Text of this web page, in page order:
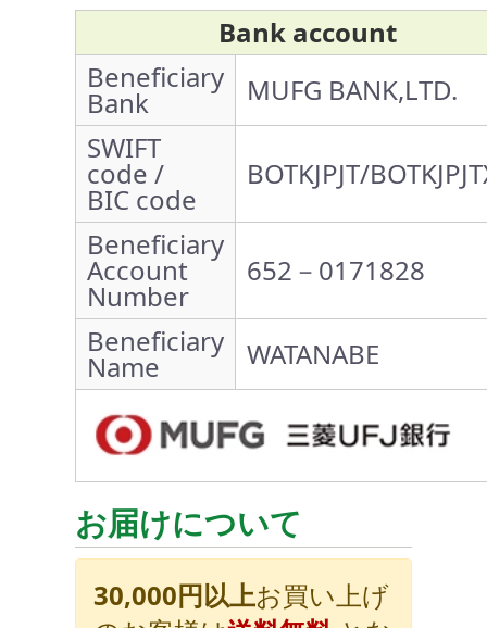
Bank account
Beneficiary
Bank
MUFG BANK,LTD.
SWIFT
code /
BIC code
BOTKJPJT/
Beneficiary
Account
Number
652－0171828
Beneficiary
Name WATANABE
お届けについて
30,000円以上お買い上げ